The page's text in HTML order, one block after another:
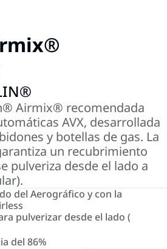
Airmix® recomendada
AVX, desarrollada
y botellas de gas. La
un recubrimiento
pulveriza desde el lado a
del Aerográfico y con la
pulverizar desde el lado (
del 86%